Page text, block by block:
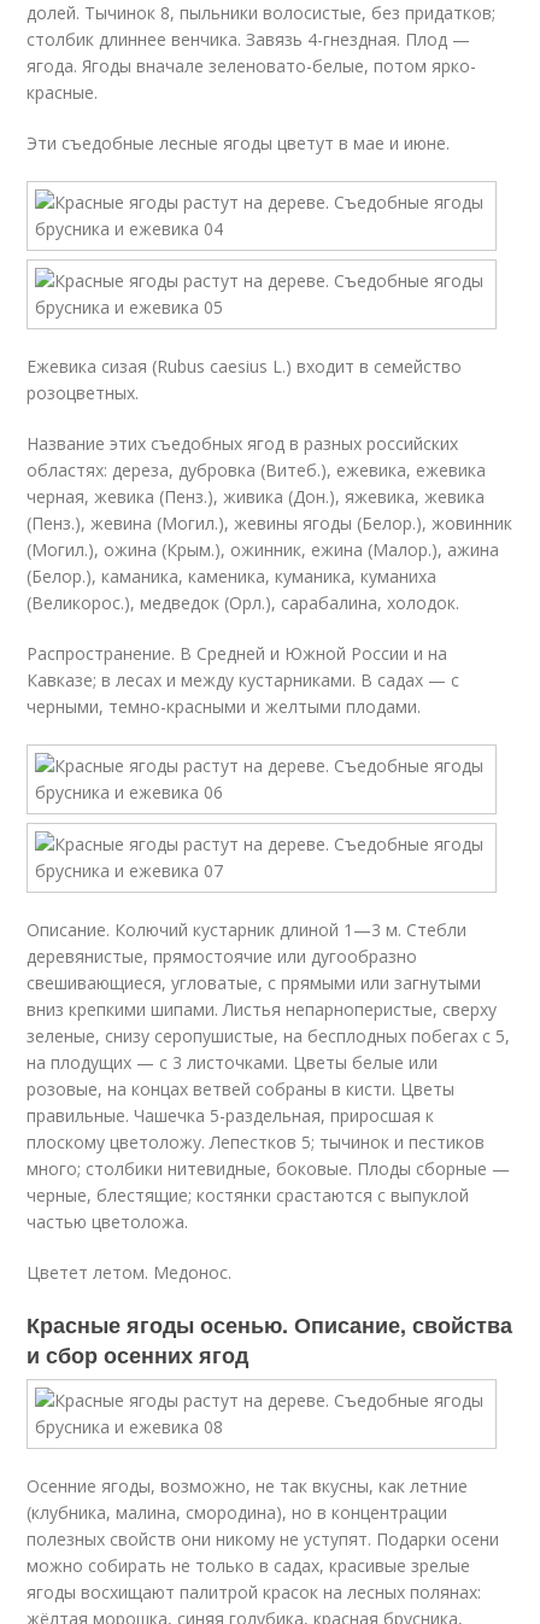
долей. Тычинок 8, пыльники волосистые, без придатков;
столбик длиннее венчика. Завязь 4-гнездная. Плод —
ягода. Ягоды вначале зеленовато-белые, потом ярко-
красные.
Эти съедобные лесные ягоды цветут в мае и июне.
Ежевика сизая (Rubus caesius L.) входит в семейство
розоцветных.
Название этих съедобных ягод в разных российских
областях: дереза, дубровка (Витеб.), ежевика, ежевика
черная, жевика (Пенз.), живика (Дон.), яжевика, жевика
(Пенз.), жевина (Могил.), жевины ягоды (Белор.), жовинник
(Могил.), ожина (Крым.), ожинник, ежина (Малор.), ажина
(Белор.), каманика, каменика, куманика, куманиха
(Великорос.), медведок (Орл.), сарабалина, холодок.
Распространение. В Средней и Южной России и на
Кавказе; в лесах и между кустарниками. В садах — с
черными, темно-красными и желтыми плодами.
Описание. Колючий кустарник длиной 1—3 м. Стебли
деревянистые, прямостоячие или дугообразно
свешивающиеся, угловатые, с прямыми или загнутыми
вниз крепкими шипами. Листья непарноперистые, сверху
зеленые, снизу серопушистые, на бесплодных побегах с 5,
на плодущих — с 3 листочками. Цветы белые или
розовые, на концах ветвей собраны в кисти. Цветы
правильные. Чашечка 5-раздельная, приросшая к
плоскому цветоложу. Лепестков 5; тычинок и пестиков
много; столбики нитевидные, боковые. Плоды сборные —
черные, блестящие; костянки срастаются с выпуклой
частью цветоложа.
Цветет летом. Медонос.
Красные ягоды осенью. Описание, свойства
и сбор осенних ягод
Осенние ягоды, возможно, не так вкусны, как летние
(клубника, малина, смородина), но в концентрации
полезных свойств они никому не уступят. Подарки осени
можно собирать не только в садах, красивые зрелые
ягоды восхищают палитрой красок на лесных полянах:
жёлтая морошка, синяя голубика, красная брусника,